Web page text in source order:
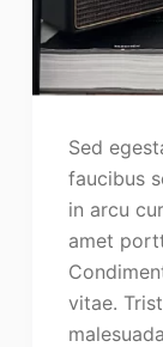
Sed
faucibus
in arcu
amet
vitae.